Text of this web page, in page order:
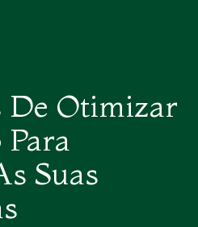
De Otimizar
Para
Suas